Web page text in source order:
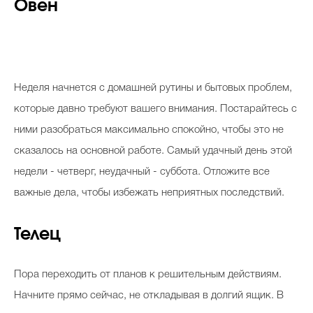
Овен
Неделя начнется с домашней рутины и бытовых проблем,
которые давно требуют вашего внимания. Постарайтесь с
ними разобраться максимально спокойно, чтобы это не
сказалось на основной работе. Самый удачный день этой
недели - четверг, неудачный - суббота. Отложите все
важные дела, чтобы избежать неприятных последствий.
Телец
Пора переходить от планов к решительным действиям.
Начните прямо сейчас, не откладывая в долгий ящик. В